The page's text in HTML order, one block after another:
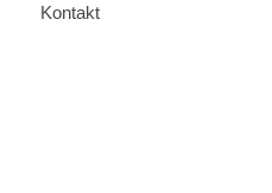
Kontakt